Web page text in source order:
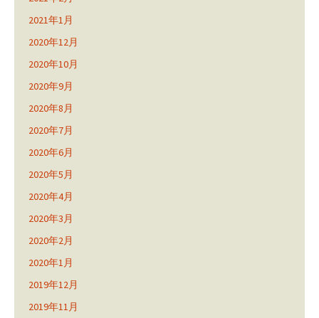
2021年1月
2020年12月
2020年10月
2020年9月
2020年8月
2020年7月
2020年6月
2020年5月
2020年4月
2020年3月
2020年2月
2020年1月
2019年12月
2019年11月